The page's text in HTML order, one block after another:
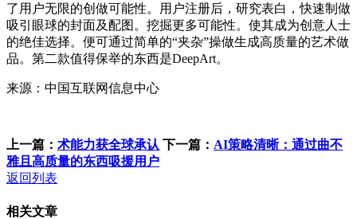
了用户无限的创做可能性。用户注册后，研究表白，快速制做
吸引眼球的封面及配图。挖掘更多可能性。使其成为创意人士
的绝佳选择。便可通过简单的“夹杂”操做生成高质量的艺术做
品。第二款值得保举的东西是DeepArt。
来源：中国互联网信息中心
上一篇： 术能力获全球承认 下一篇： AI策略清晰：通过曲不
雅且高质量的东西吸援用户
返回列表
相关文章